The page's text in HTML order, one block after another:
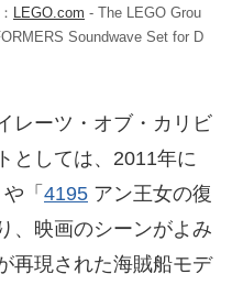
LEGO.com - The LEGO Grou
Soundwave Set for D
レーツ・オブ・カリビ
としては、2011年に
「 4195 アン王女の復
、映画のシーンがよみ
再現された海賊船モデ